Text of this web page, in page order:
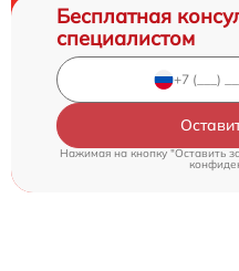
Бесплатная
специалистом
Нажимая на кнопку "Оставить